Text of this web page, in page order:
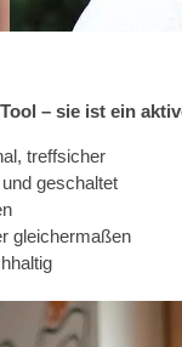
– sie ist ein
treffsicher
geschaltet
gleichermaßen